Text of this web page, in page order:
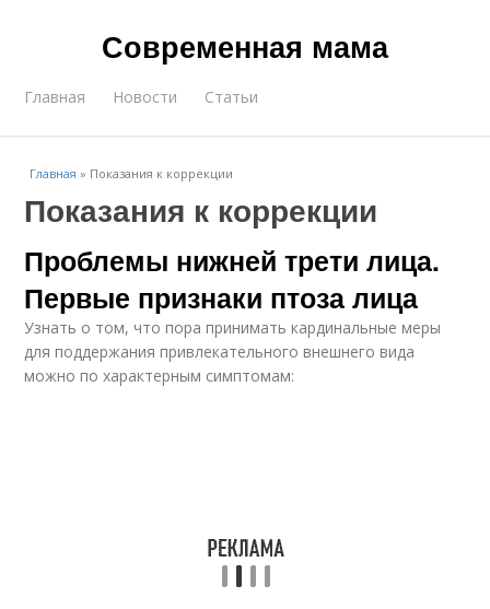
Современная мама
Главная Новости Статьи
Главная » Показания к коррекции
Показания к коррекции
Проблемы нижней трети лица.
Первые признаки птоза лица
Узнать о том, что пора принимать кардинальные меры
для поддержания привлекательного внешнего вида
можно по характерным симптомам: